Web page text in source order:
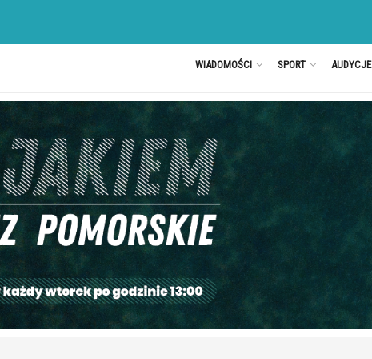
WIADOMOŚCI SPORT AUDYCJE